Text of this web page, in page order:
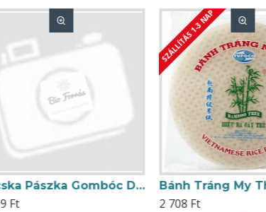
Bácska Pászka Gombóc Dara 500g
Ft
SZÁLLÍTÁS 1-3 NAP
2 708 Ft